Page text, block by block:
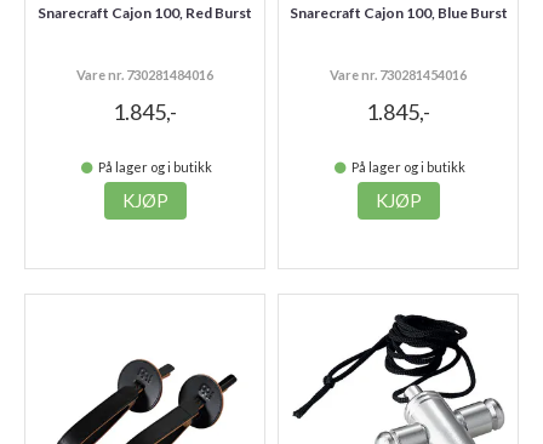
Snarecraft Cajon 100, Red Burst
Vare nr. 730281484016
1.845,-
På lager og i butikk
KJØP
Snarecraft Cajon 100, Blue Burst
Vare nr. 730281454016
1.845,-
På lager og i butikk
KJØP